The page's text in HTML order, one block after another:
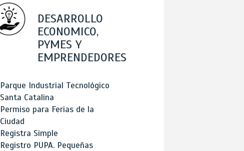
DESARROLLO
ECONOMICO,
PYMES Y
EMPRENDEDORES
Parque Industrial Tecnológico
Santa Catalina
Permiso para Ferias de la
Ciudad
Registra Simple
Registro PUPA. Pequeñas